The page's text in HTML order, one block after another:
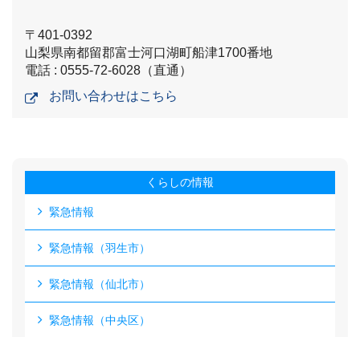
〒401-0392
山梨県南都留郡富士河口湖町船津1700番地
電話 : 0555-72-6028（直通）
お問い合わせはこちら
くらしの情報
緊急情報
緊急情報（羽生市）
緊急情報（仙北市）
緊急情報（中央区）